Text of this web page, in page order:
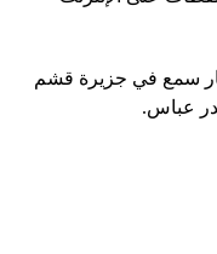
سمع في جزيرة قشم